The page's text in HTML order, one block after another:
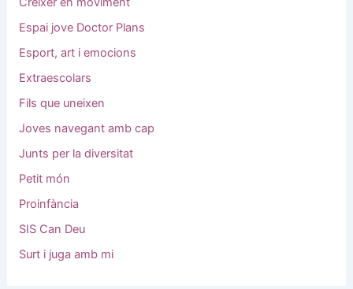
Espai jove Doctor Plans
Esport, art i emocions
Extraescolars
Fils que uneixen
Joves navegant amb cap
Junts per la diversitat
Petit món
Proinfància
SIS Can Deu
Surt i juga amb mi